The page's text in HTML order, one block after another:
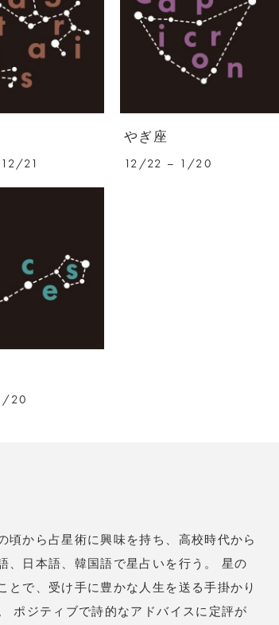
21
やぎ座
12/22 – 1/20
20
頃から占星術に興味を持ち、高校時代から
、日本語、韓国語で星占いを行う。 星の
で、受け手に豊かな人生を送る手掛かり
ポジティブで詩的なアドバイスに定評が